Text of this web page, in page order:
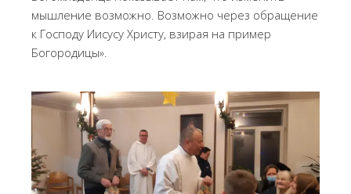
мышление возможно. Возможно через обращение
к Господу Иисусу Христу, взирая на пример
Богородицы».